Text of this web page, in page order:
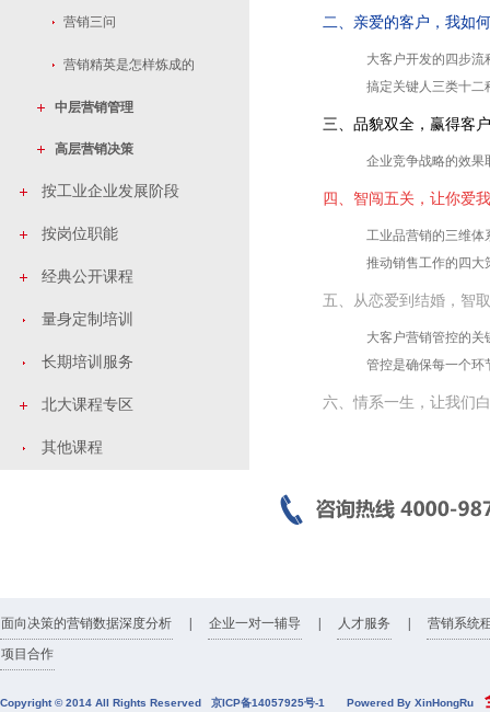
营销三问
营销精英是怎样炼成的
中层营销管理
高层营销决策
按工业企业发展阶段
按岗位职能
经典公开课程
量身定制培训
长期培训服务
北大课程专区
其他课程
二、亲爱的客户，我如
大客户开发的四步流
搞定关键人三类十二
三、品貌双全，赢得客
企业竞争战略的效果
四、智闯五关，让你爱
工业品营销的三维体
推动销售工作的四大
五、从恋爱到结婚，智
大客户营销管控的关
管控是确保每一个环
六、情系一生，让我们
面向决策的营销数据深度分析 企业一对一辅导 人才服务
营销系统
项目合作
Copyright © 2014 All Rights Reserved 京ICP备14057925号-1 Powered By XinHongRu